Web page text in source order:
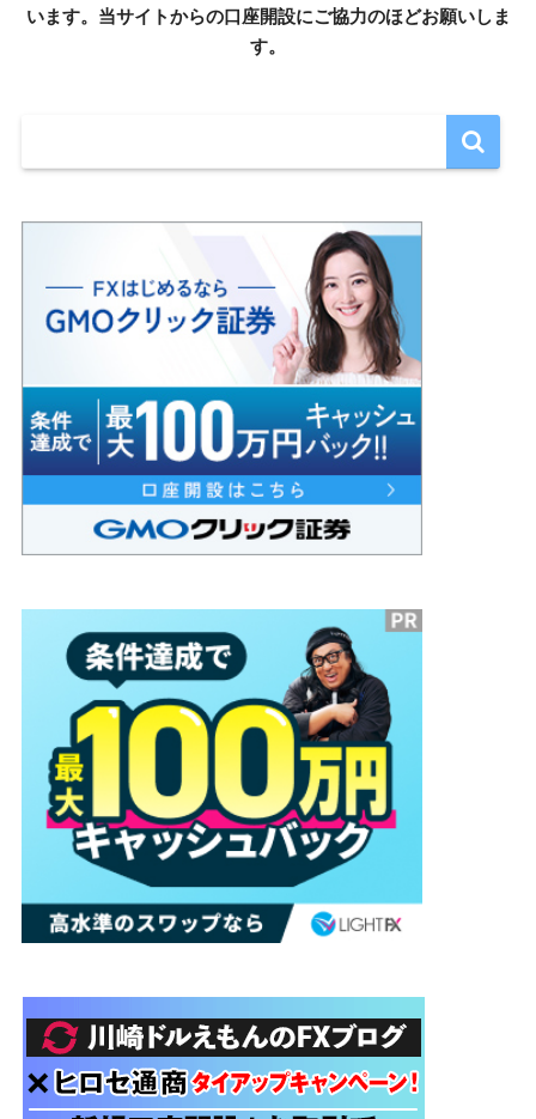
います。当サイトからの口座開設にご協力のほどお願いしま
す。